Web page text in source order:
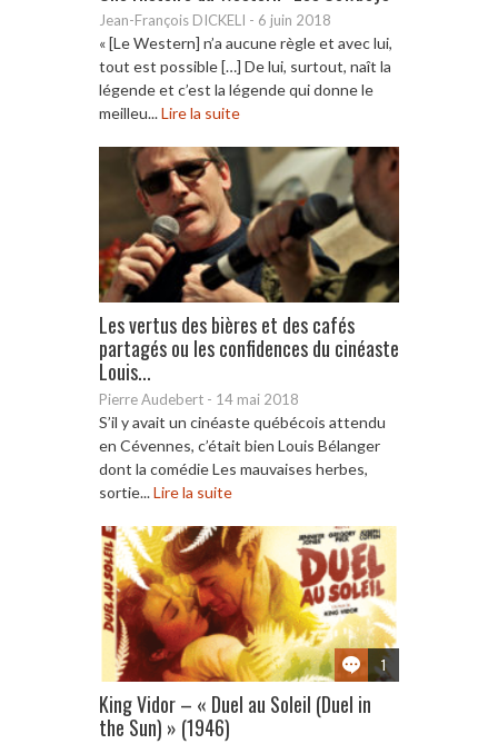
Jean-François DICKELI - 6 juin 2018
« [Le Western] n’a aucune règle et avec lui,
tout est possible […] De lui, surtout, naît la
légende et c’est la légende qui donne le
meilleu...Lire la suite
Les vertus des bières et des cafés
partagés ou les confidences du cinéaste
Louis...
Pierre Audebert - 14 mai 2018
S’il y avait un cinéaste québécois attendu
en Cévennes, c’était bien Louis Bélanger
dont la comédie Les mauvaises herbes,
sortie...Lire la suite
1
King Vidor – « Duel au Soleil (Duel in
the Sun) » (1946)